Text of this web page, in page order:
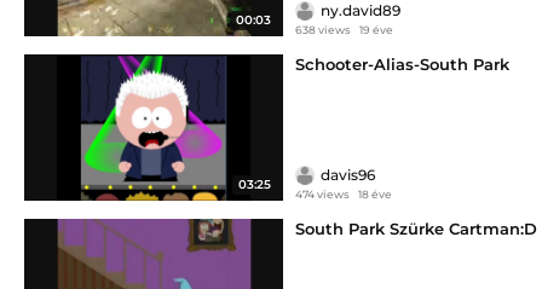
00:03
ny.david89
638 views 19 éve
03:25
Schooter-Alias-South Park
davis96
474 views 18 éve
South Park Szürke Cartman:D